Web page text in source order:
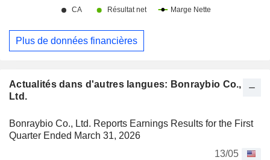
Actualités dans d'autres langues: Bonraybio Co.,
Ltd.
Bonraybio Co., Ltd. Reports Earnings Results for the First
Quarter Ended March 31, 2026
13/05
Plus de données financières